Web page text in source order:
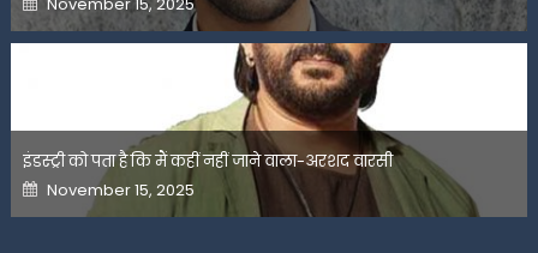
on
November 15, 2025
इंडस्ट्री को पता है कि मैं कहीं नहीं जाने वाला-अरशद वारसी
Posted
on
November 15, 2025